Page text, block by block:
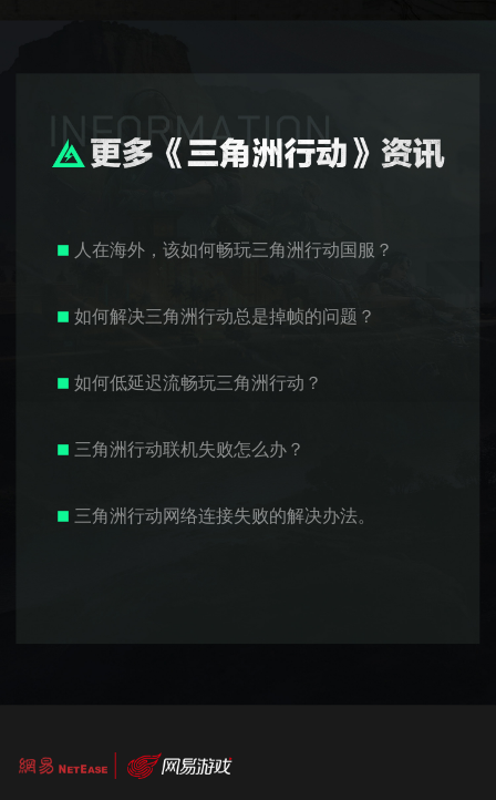
人在海外，该如何畅玩三角洲行动国服？
如何解决三角洲行动总是掉帧的问题？
如何低延迟流畅玩三角洲行动？
三角洲行动联机失败怎么办？
三角洲行动网络连接失败的解决办法。